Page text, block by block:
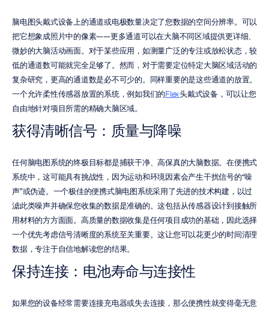
脑电图头戴式设备上的通道或电极数量决定了您数据的空间分辨率。可以
把它想象成照片中的像素——更多通道可以在大脑不同区域提供更详细、
微妙的大脑活动画面。对于某些应用，如测量广泛的专注或放松状态，较
低的通道数可能就完全足够了。然而，对于需要定位特定大脑区域活动的
复杂研究，更高的通道数是必不可少的。同样重要的是这些通道的放置。
一个允许柔性传感器放置的系统，例如我们的Flex头戴式设备，可以让您
自由地针对项目所需的精确大脑区域。
获得清晰信号：质量与降噪
任何脑电图系统的终极目标都是捕获干净、高保真的大脑数据。在便携式
系统中，这可能具有挑战性，因为运动和环境因素会产生干扰信号的“噪
声”或伪迹。一个极佳的便携式脑电图系统采用了先进的技术构建，以过
滤此类噪声并确保您收集的数据是准确的。这包括从传感器设计到接触所
用材料的方方面面。高质量的数据收集是任何项目成功的基础，因此选择
一个优先考虑信号清晰度的系统至关重要。这让您可以花更少的时间清理
数据，专注于自信地解读您的结果。
保持连接：电池寿命与连接性
如果您的设备经常需要连接充电器或失去连接，那么便携性就变得毫无意